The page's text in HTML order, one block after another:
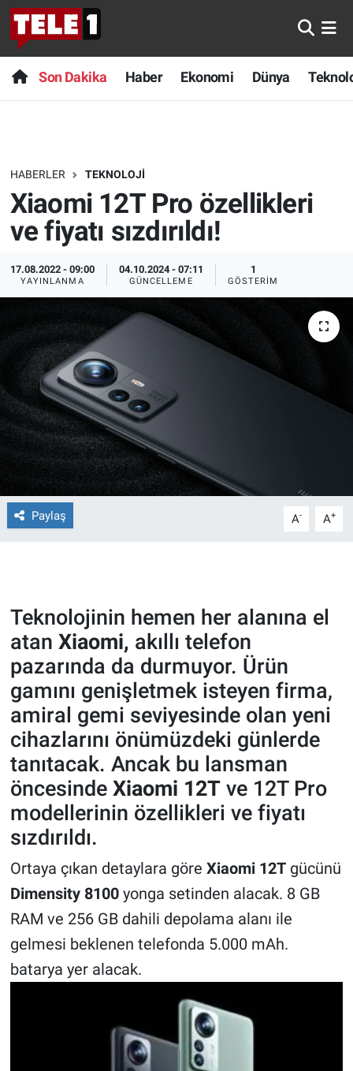
Son Dakika Haber Ekonomi Dünya
HABERLER TEKNOLOJI
Xiaomi 12T Pro özellikleri
ve fiyatı sızdırıldı!
17.08.2022 - 09:00
YAYINLANMA
04.10.2024 - 07:11
GÜNCELLEME
1
GÖSTERIM
Paylaş A- A+
Teknolojinin hemen her alanına el
atan Xiaomi, akıllı telefon
pazarında da durmuyor. Ürün
gamını genişletmek isteyen firma,
amiral gemi seviyesinde olan yeni
cihazlarını önümüzdeki günlerde
tanıtacak. Ancak bu lansman
öncesinde Xiaomi 12Tve 12T Pro
modellerinin özellikleri ve fiyatı
sızdırıldı.
Ortaya çıkan detaylara göre Xiaomi 12Tgücünü
Dimensity 8100yonga setinden alacak. 8 GB
RAM ve 256 GB dahili depolama alanı ile
gelmesi beklenen telefonda 5.000 mAh.
batarya yer alacak.
Anında Manşet
Başka Sohbetler
Bilim turu
Bilim ve Teknoloji Evreni
Doğa Konuşuyor
Dünya
Ege Saati
Ege'den Esintiler
Eğitim
Eğlence
Ekonomi
Gün Başlıyor
Gün Bitiyor
Gün Ortası
Gündem Özel
Günün görüntüsü
Haber
İlan
Kimdir
Koronavirüs
Kültür Sanat
Son Dakika
Haber
Dünya
Teknoloji
Sağlık
Spor
Yayın Akışı
İletişim
Nöbetçi Eczaneler
Hava Durumu
Trafik Durumu
Süper Lig Puan Durumu ve Fikstür
Tüm Manşetler
Son Dakika Haberleri
Haber Arşivi